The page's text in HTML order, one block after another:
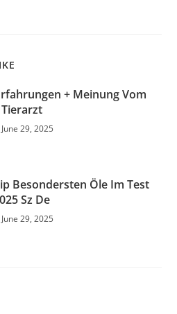
+ Meinung Vom
Tierarzt
June 29, 2025
Besondersten Öle Im Test
Sz De
June 29, 2025